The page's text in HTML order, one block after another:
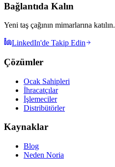
Bağlantıda Kalın
Yeni taş çağının mimarlarına katılın.
LinkedIn'de Takip Edin
Çözümler
Ocak Sahipleri
İhracatçılar
İşlemeciler
Distribütörler
Kaynaklar
Blog
Neden Noria